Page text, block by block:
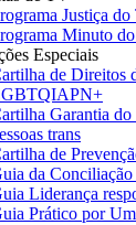
Justiça do
Minuto
Especiais
de Direitos
Garantia do
trans
de
da Conciliação
Liderança
Prático por